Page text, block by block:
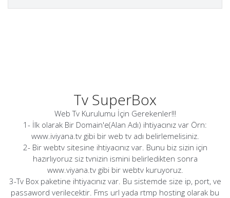
Tv SuperBox
Web Tv Kurulumu İçin Gerekenler!!!
1- İlk olarak Bir Domain'e(Alan Adı) ihtiyacınız var Örn:
www.iviyana.tv gibi bir web tv adı belirlemelisiniz.
2- Bir webtv sitesine ihtiyacınız var. Bunu biz sizin için
hazırlıyoruz siz tvnizin ismini belirledikten sonra
www.viyana.tv gibi bir webtv kuruyoruz.
3-Tv Box paketine ihtiyacınız var. Bu sistemde size ip, port, ve
passaword verilecektir. Fms url yada rtmp hosting olarak bu